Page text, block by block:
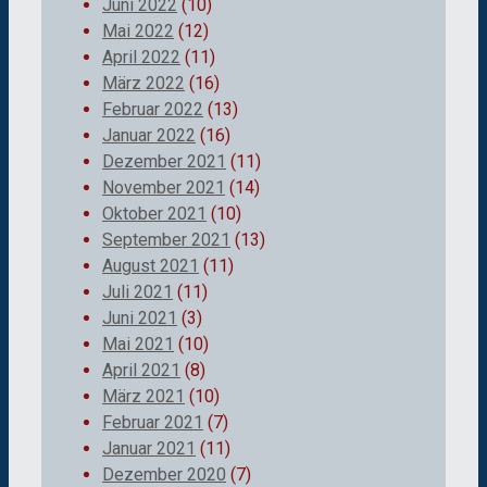
Juni 2022 (10)
Mai 2022 (12)
April 2022 (11)
März 2022 (16)
Februar 2022 (13)
Januar 2022 (16)
Dezember 2021 (11)
November 2021 (14)
Oktober 2021 (10)
September 2021 (13)
August 2021 (11)
Juli 2021 (11)
Juni 2021 (3)
Mai 2021 (10)
April 2021 (8)
März 2021 (10)
Februar 2021 (7)
Januar 2021 (11)
Dezember 2020 (7)